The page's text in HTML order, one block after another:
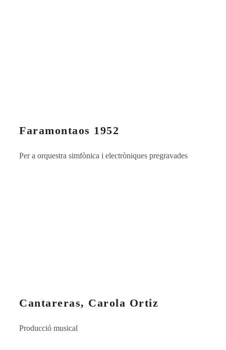
Faramontaos 1952
Per a orquestra simfònica i electròniques pregravades
Cantareras, Carola Ortiz
Producció musical